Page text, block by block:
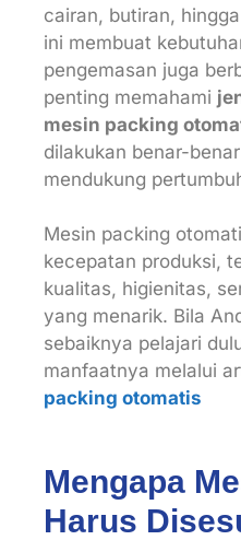
cairan, butiran,
ini membuat
pengemasan juga
penting memahami
mesin packing
dilakukan benar-
mendukung
Mesin packing
kecepatan produksi,
kualitas, higienitas,
yang menarik. Bila
sebaiknya pelajari
manfaatnya melalui
packing otomatis
Mengapa
Harus